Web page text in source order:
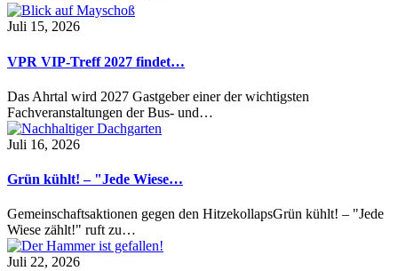
Juli 15, 2026
VPR VIP-Treff 2027 findet…
Das Ahrtal wird 2027 Gastgeber einer der wichtigsten
Fachveranstaltungen der Bus- und…
Juli 16, 2026
Grün kühlt! – "Jede Wiese…
Gemeinschaftsaktionen gegen den HitzekollapsGrün kühlt! – "Jede
Wiese zählt!" ruft zu…
Juli 22, 2026